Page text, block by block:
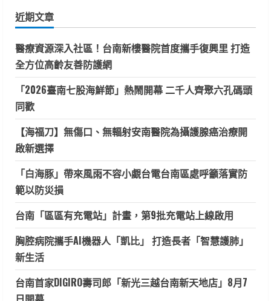
字:
近期文章
醫療資源深入社區！台南新樓醫院首度攜手復興里 打造
全方位高齡友善防護網
「2026臺南七股海鮮節」熱鬧開幕 二千人齊聚六孔碼頭
同歡
【海福刀】無傷口、無輻射安南醫院為攝護腺癌治療開
啟新選擇
「白海豚」帶來風雨不容小覷台電台南區處呼籲落實防
範以防災損
台南「區區有充電站」計畫，第9批充電站上線啟用
胸腔病院攜手AI機器人「凱比」 打造長者「智慧護肺」
新生活
台南首家DIGIRO壽司郎「新光三越台南新天地店」8月7